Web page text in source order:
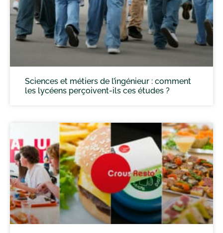
Sciences et métiers de l’ingénieur : comment
les lycéens perçoivent-ils ces études ?